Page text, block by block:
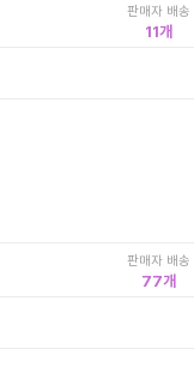
판매자 배송
11
판매자 배송
77